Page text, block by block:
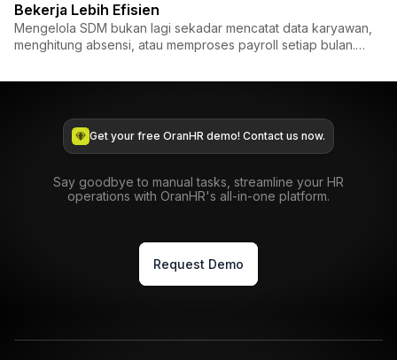
Bekerja Lebih Efisien
Mengelola SDM bukan lagi sekadar mencatat data karyawan,
menghitung absensi, atau memproses payroll setiap bulan.
Get your free OranHR demo! Contact us now.
Say goodbye to manual tasks, streamline your HR
operations with OranHR's all-in-one platform.
Request Demo